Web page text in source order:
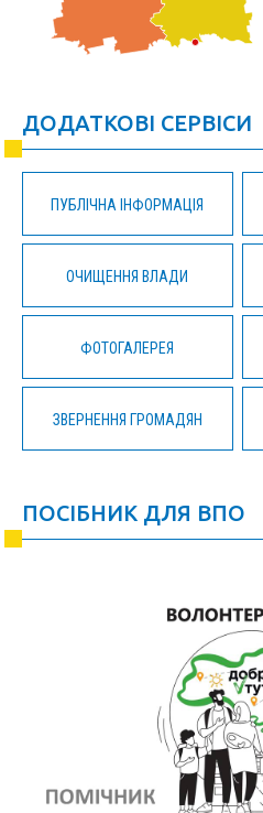
ДОДАТКОВІ СЕРВІСИ
ПУБЛІЧНА ІНФОРМАЦІЯ
ОЧИЩЕННЯ ВЛАДИ
ФОТОГАЛЕРЕЯ
ЗВЕРНЕННЯ ГРОМАДЯН
ПОСІБНИК ДЛЯ ВПО